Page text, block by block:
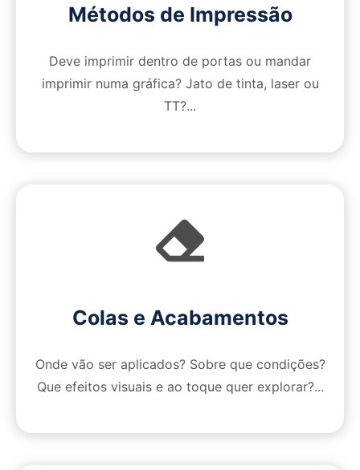
Métodos de Impressão
Deve imprimir dentro de portas ou mandar
imprimir numa gráfica? Jato de tinta, laser ou
TT?...
Colas e Acabamentos
Onde vão ser aplicados? Sobre que condições?
Que efeitos visuais e ao toque quer explorar?...